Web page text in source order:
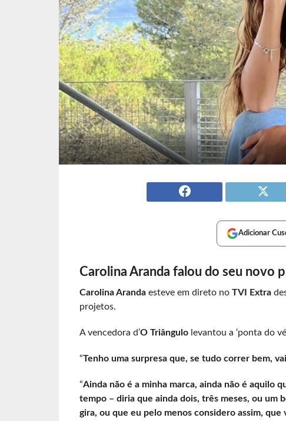
Adicionar
Carolina Aranda falou do seu novo
Carolina Arandaesteve em direto no TVI Extra
projetos.
A vencedora d’O Triângulolevantou a ‘ponta do
“Tenho uma surpresa que, se tudo correr bem,
“Ainda não é a minha marca, ainda não é aquilo
tempo – diria que ainda dois, três meses, ou um
gira, ou que eu pelo menos considero assim,